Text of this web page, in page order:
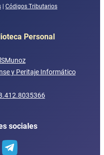
Códigos Tributarios
Personal
y Peritaje Informático
sociales